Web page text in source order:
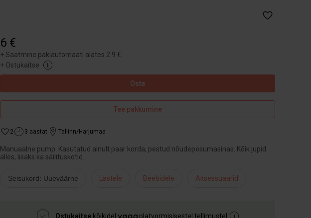
6 €
+Saatmine pakiautomaati alates 2.9 €
+ Ostukaitse
Osta
Tee pakkumine
2 3 aastat Tallinn/Harjumaa
Manuaalne pump. Kasutatud ainult paar korda, pestud nõudepesumasinas. Kõik jupid
alles, lisaks ka säilituskotid.
Seisukord: Uueväärne Lastele Beebidele Aksessuaarid
Ostukaitse kõikidel platvormisisestel tellimustel